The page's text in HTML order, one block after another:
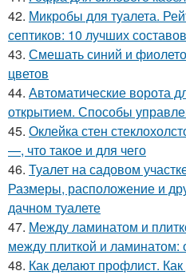
42. Микробы для туалета.
септиков: 10 лучших составов
43. Смешать синий и
цветов
44. Автоматические ворота
открытием. Способы
45. Оклейка стен
—, что такое и для чего
46. Туалет на садовом
Размеры, расположение и
дачном туалете
47. Между ламинатом и
между плиткой и
48. Как делают профлист.